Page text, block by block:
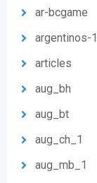
ar-bcgame
argentinos-
articles
aug_bh
aug_bt
aug_ch_1
aug_mb_1